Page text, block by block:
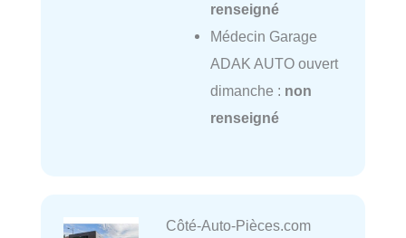
renseigné
Médecin Garage
ADAK AUTO ouvert
dimanche : non
renseigné
Côté-Auto-Pièces.com